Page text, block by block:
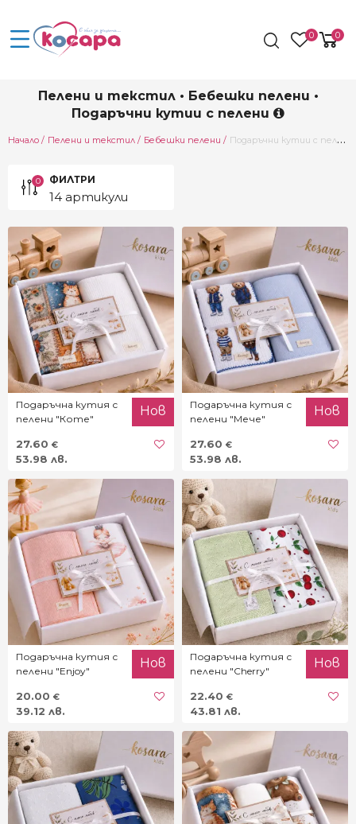
0 0
Пелени и текстил • Бебешки пелени •
Подаръчни кутии с пелени
Начало Пелени и текстил Бебешки пелени Current:
Подаръчни кутии с пелени
0 ФИЛТРИ
14 артикули
Подаръчна кутия с
пелени "Коте"
Нов
27.60 €
53.98 лв.
Подаръчна кутия с
пелени "Мече"
Нов
27.60 €
53.98 лв.
Подаръчна кутия с
пелени "Enjoy"
Нов
20.00 €
39.12 лв.
Подаръчна кутия с
пелени "Cherry"
Нов
22.40 €
43.81 лв.